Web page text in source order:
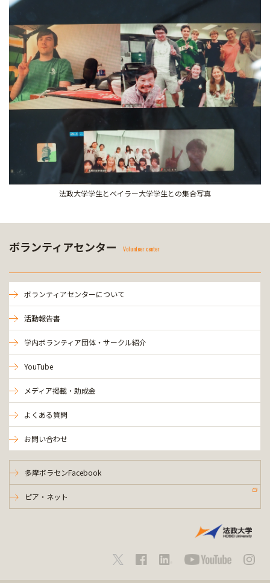
法政大学学生とベイラー大学学生との集合写真
ボランティアセンター Volunteer center
ボランティアセンターについて
活動報告書
学内ボランティア団体・サークル紹介
YouTube
メディア掲載・助成金
よくある質問
お問い合わせ
多摩ボラセンFacebook
ピア・ネット